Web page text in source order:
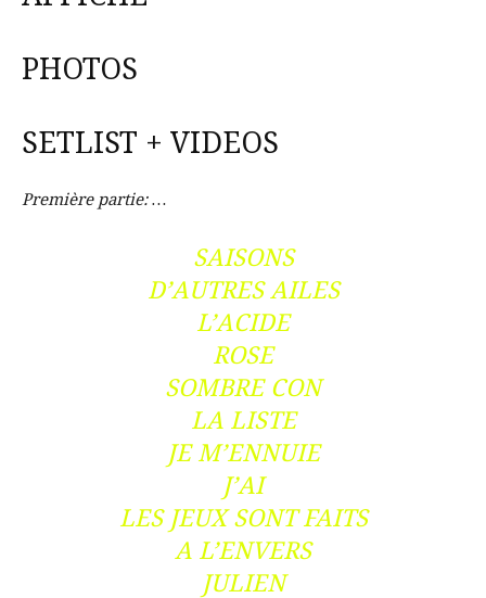
PHOTOS
SETLIST + VIDEOS
Première partie: …
SAISONS
D’AUTRES AILES
L’ACIDE
ROSE
SOMBRE CON
LA LISTE
JE M’ENNUIE
J’AI
LES JEUX SONT FAITS
A L’ENVERS
JULIEN